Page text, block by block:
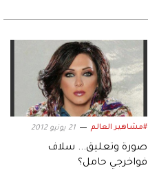
#مشاهير العالم 21 يونيو 2012
صورة وتعليق... سلاف
فواخرجي حامل؟